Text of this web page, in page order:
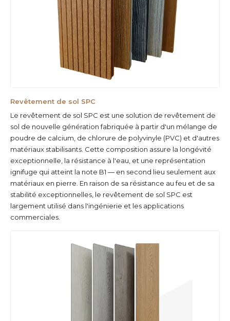
Revêtement de sol SPC
Le revêtement de sol SPC est une solution de revêtement de
sol de nouvelle génération fabriquée à partir d'un mélange de
poudre de calcium, de chlorure de polyvinyle (PVC) et d'autres
matériaux stabilisants. Cette composition assure la longévité
exceptionnelle, la résistance à l'eau, et une représentation
ignifuge qui atteint la note B1 — en second lieu seulement aux
matériaux en pierre. En raison de sa résistance au feu et de sa
stabilité exceptionnelles, le revêtement de sol SPC est
largement utilisé dans l'ingénierie et les applications
commerciales.